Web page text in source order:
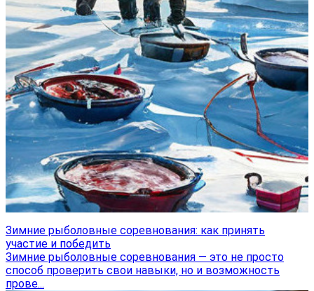
Зимние рыболовные соревнования: как принять
участие и победить
Зимние рыболовные соревнования — это не просто
способ проверить свои навыки, но и возможность
прове...